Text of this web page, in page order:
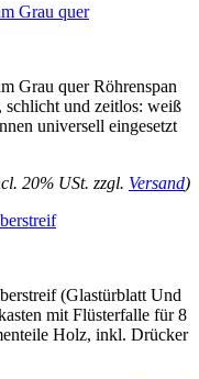
Grau quer
Grau quer Röhrenspan
schlicht und zeitlos: weiß
universell eingesetzt
20% USt. zzgl. Versand)
(Glastürblatt Und
mit Flüsterfalle für 8
Holz, inkl. Drücker